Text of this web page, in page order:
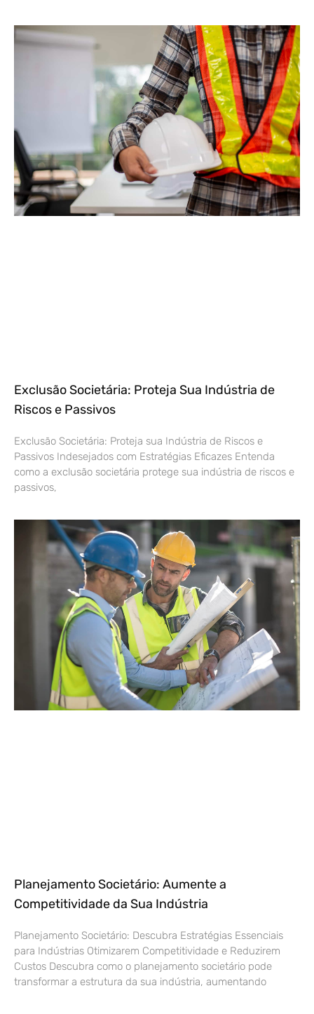
Exclusão Societária: Proteja Sua Indústria de
Riscos e Passivos
Exclusão Societária: Proteja sua Indústria de Riscos e
Passivos Indesejados com Estratégias Eficazes Entenda
como a exclusão societária protege sua indústria de riscos e
passivos,
Planejamento Societário: Aumente a
Competitividade da Sua Indústria
Planejamento Societário: Descubra Estratégias Essenciais
para Indústrias Otimizarem Competitividade e Reduzirem
Custos Descubra como o planejamento societário pode
transformar a estrutura da sua indústria, aumentando